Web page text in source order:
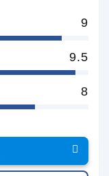
9
9.5
8